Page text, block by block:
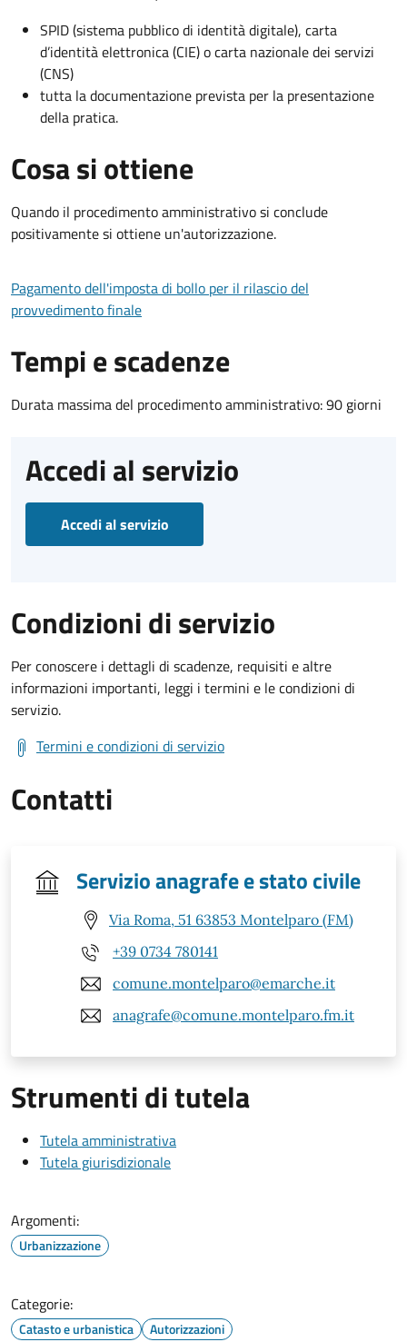
SPID (sistema pubblico di identità digitale), carta
d’identità elettronica (CIE) o carta nazionale dei servizi
(CNS)
tutta la documentazione prevista per la presentazione
della pratica.
Cosa si ottiene
Quando il procedimento amministrativo si conclude
positivamente si ottiene un'autorizzazione.
Pagamento dell'imposta di bollo per il rilascio del
provvedimento finale
Tempi e scadenze
Durata massima del procedimento amministrativo: 90 giorni
Accedi al servizio
Accedi al servizio
Condizioni di servizio
Per conoscere i dettagli di scadenze, requisiti e altre
informazioni importanti, leggi i termini e le condizioni di
servizio.
Termini e condizioni di servizio
Contatti
Servizio anagrafe e stato civile
Via Roma, 51 63853 Montelparo (FM)
+39 0734 780141
comune.montelparo@emarche.it
anagrafe@comune.montelparo.fm.it
Strumenti di tutela
Tutela amministrativa
Tutela giurisdizionale
Argomenti:
Urbanizzazione
Categorie:
Catasto e urbanistica Autorizzazioni